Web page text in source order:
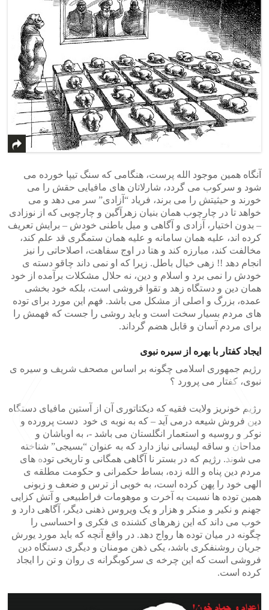
آنگاه همین موجود الله پرست، هنگامی که سنگ تیپا خورده می
شود و سرکوب می گردد، شارلاتان های مافیایی حقش را می
خورند و حیثیتش را می برند، فریاد “آزادی” سر می دهد و می
خواهد تا در چارچوب همان بنیان زهرآگین و چارچوبی که از نوزادی
– بدون اختیار، آزادی و آگاهی و میل باطنی خودش – برایش تعریف
کرده اند، علیه همان سامانه و علیه همان ستمگری قد علم کند،
مخالفت کند، مبارزه کند و هتا در اوج سفاهت، اصلاحاتی را نیز
انجام دهد !! زهی خیال باطل. زیرا که او نمی داند چاقو دسته ی
خودش را نمی برد و اسلام و دین، نه حلال مشکلات برآمده از خود
همان دین و دستگاه زهد و تقوا فروشی است، بلکه خود بخشی
عمده، بزرگ و اصلی از مشکل می باشد. فهم این مورد برای توده
های مردم بسیار سخت است و باید روشی را جست که فهمش را
برای مردم آسان و قابل هضم گرداند.
ایجاد کفتار با بهره از سیره نبوی
رژیم جمهوری اسلامی چگونه بر اساس مصحف شریف و سیره ی
نبوی، کفتار می پرورد ؟
رژیم خونریز ولایت فقیه که دیکتاتوری آن از آستین مافیای دستگاه
دین فروش شیعه درمی آید – که به نوبه ی خود دست پرورده و
نوکر و روسیه و استعمار انگلستان می باشد -، به اوباشان و
مداحان و ساقه لیسانی نیاز دارد که به عنوان “بسیجی” شناخته
می شوند. رژیم که در بستر نا آگاهی همگانی و تاریخی توده های
مردم دین پناه و الله زده، بساط حکمرانی و حکومت مطلقه ی
الهی خود را پهن کرده است، به خوبی از ترس و ضعف و زبونی
همین توده ها نسبت به آخرت و موهومات فراطبیعی و آتش کزایی
جهنم و نکیر و منکر و هزار و یک ویروس ذهنی دیگر، آگاهی دارد و
خوب می داند که این زهرهای کشنده ی فکری و احساسی را
چگونه در میان توده ها رواج دهد. در واقع آنچه که باید مورد یورش
جریان روشنفکری باشد، یکی ذهن مومنان و دیگری دستگاه دین
فروشی است که این چرخه ی سرکوبگرانه ی روان و تن را ایجاد
کرده است.
<
>